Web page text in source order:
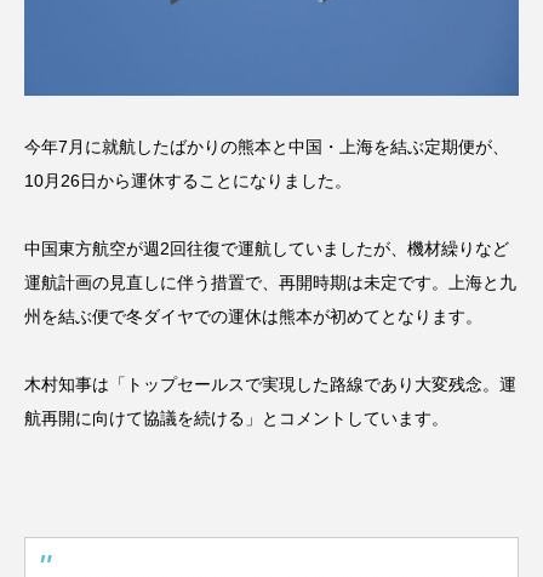
今年7月に就航したばかりの熊本と中国・上海を結ぶ定期便が、
10月26日から運休することになりました。
中国東方航空が週2回往復で運航していましたが、機材繰りなど
運航計画の見直しに伴う措置で、再開時期は未定です。上海と九
州を結ぶ便で冬ダイヤでの運休は熊本が初めてとなります。
木村知事は「トップセールスで実現した路線であり大変残念。運
航再開に向けて協議を続ける」とコメントしています。